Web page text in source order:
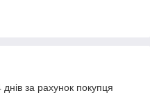
за рахунок покупця